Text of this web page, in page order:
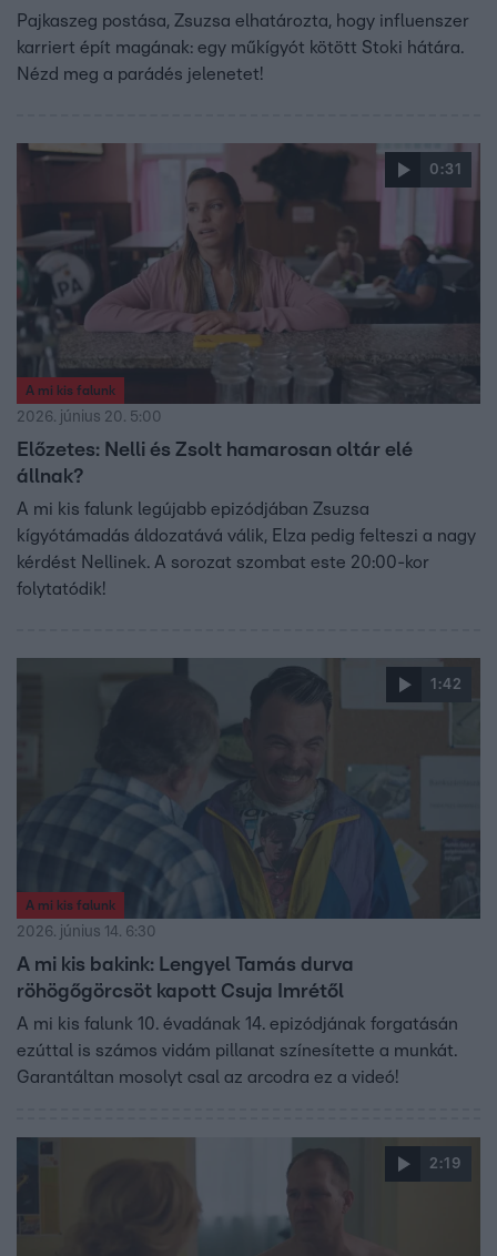
Pajkaszeg postása, Zsuzsa elhatározta, hogy influenszer
karriert épít magának: egy műkígyót kötött Stoki hátára.
Nézd meg a parádés jelenetet!
0:31
A mi kis falunk
2026. június 20. 5:00
Előzetes: Nelli és Zsolt hamarosan oltár elé
állnak?
A mi kis falunk legújabb epizódjában Zsuzsa
kígyótámadás áldozatává válik, Elza pedig felteszi a nagy
kérdést Nellinek. A sorozat szombat este 20:00-kor
folytatódik!
1:42
A mi kis falunk
2026. június 14. 6:30
A mi kis bakink: Lengyel Tamás durva
röhögőgörcsöt kapott Csuja Imrétől
A mi kis falunk 10. évadának 14. epizódjának forgatásán
ezúttal is számos vidám pillanat színesítette a munkát.
Garantáltan mosolyt csal az arcodra ez a videó!
2:19